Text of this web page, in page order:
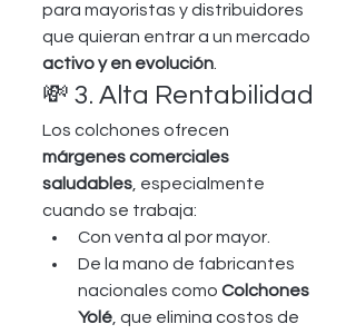
para mayoristas y distribuidores
que quieran entrar a un mercado
activo y en evolución
💸 3. Alta Rentabilidad
Los colchones ofrecen
márgenes comerciales
saludables , especialmente
cuando se trabaja:
Con venta al por mayor.
De la mano de fabricantes
nacionales como Colchones
Yolé , que elimina costos de